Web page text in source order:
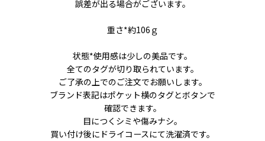
誤差が出る場合がございます。
重さ*約106ｇ
状態*使用感は少しの美品です。
全てのタグが切り取られています。
ご了承の上でのご注文でお願いします。
ブランド表記はポケット横のタグとボタンで
確認できます。
目につくシミや傷みナシ。
買い付け後にドライコースにて洗濯済です。